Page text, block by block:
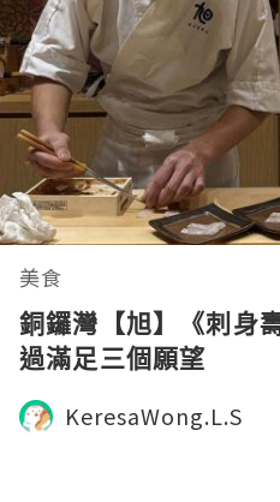
美食
銅鑼灣【旭】《刺身
過滿足三個願望
KeresaWong.L.S